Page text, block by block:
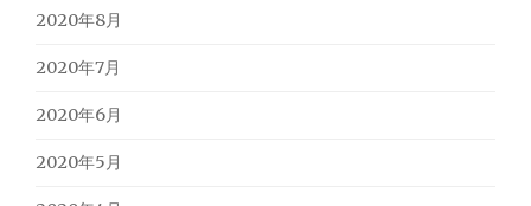
2020年8月
2020年7月
2020年6月
2020年5月